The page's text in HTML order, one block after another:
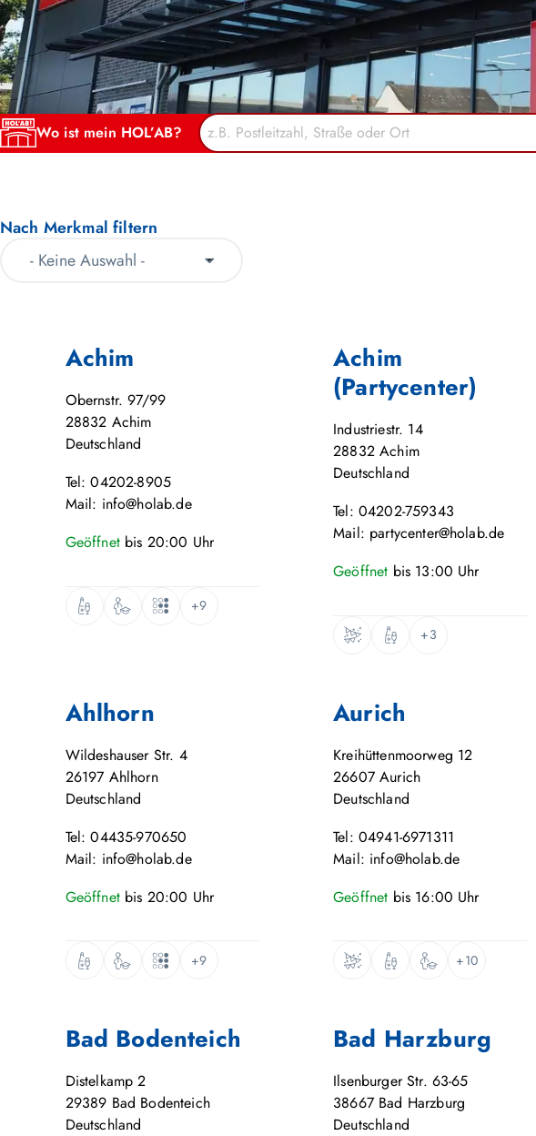
Wo ist mein HOL’AB?
Nach Merkmal filtern
Achim
Obernstr. 97/99
28832 Achim
Deutschland
Tel: 04202-8905
Mail: info@holab.de
Geöffnet bis 20:00 Uhr
+9
Achim
(Partycenter)
Industriestr. 14
28832 Achim
Deutschland
Tel: 04202-759343
Mail: partycenter@holab.de
Geöffnet bis 13:00 Uhr
+3
Ahlhorn
Wildeshauser Str. 4
26197 Ahlhorn
Deutschland
Tel: 04435-970650
Mail: info@holab.de
Geöffnet bis 20:00 Uhr
+9
Aurich
Kreihüttenmoorweg 12
26607 Aurich
Deutschland
Tel: 04941-6971311
Mail: info@holab.de
Geöffnet bis 16:00 Uhr
+10
Bad Bodenteich
Distelkamp 2
29389 Bad Bodenteich
Deutschland
Bad Harzburg
Ilsenburger Str. 63-65
38667 Bad Harzburg
Deutschland